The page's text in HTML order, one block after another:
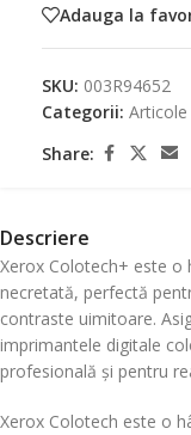
Adauga la
SKU: 003R94652
Categorii:
Share:
Descriere
Xerox Colotech+ este o
necretată, perfectă
contraste uimitoare.
imprimantele digitale
profesională și pentru
Xerox Colotech este o